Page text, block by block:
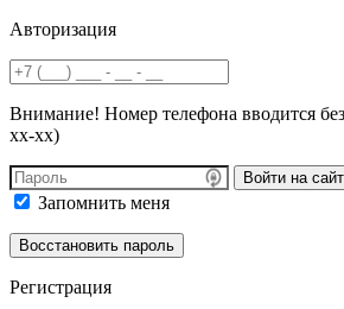
Авторизация
Внимание! Номер телефона вводится
хх-хх)
Войти на сайт
Запомнить меня
Регистрация